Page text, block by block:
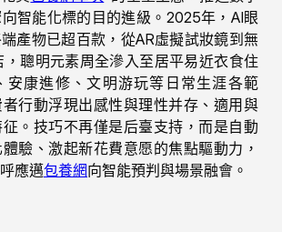
智能化標的目的進級。2025年，AI眼
產物已超百款，從AR虛擬試妝鏡到無
，聰明元素周全滲入至居平易近衣食住
安康進修、文明游玩等日常生涯各範
行動浮現出感性與理性并存、適用與
。技巧不再僅是后臺支持，而是自動
驗、激起新花費意愿的焦點驅動力，
應邁包養網向智能預判與場景融會。